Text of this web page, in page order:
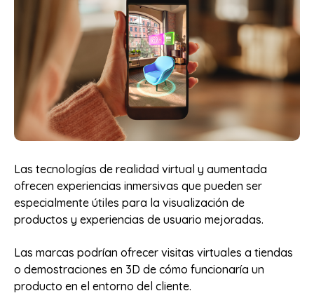
Las tecnologías de realidad virtual y aumentada
ofrecen experiencias inmersivas que pueden ser
especialmente útiles para la visualización de
productos y experiencias de usuario mejoradas.
Las marcas podrían ofrecer visitas virtuales a tiendas
o demostraciones en 3D de cómo funcionaría un
producto en el entorno del cliente.